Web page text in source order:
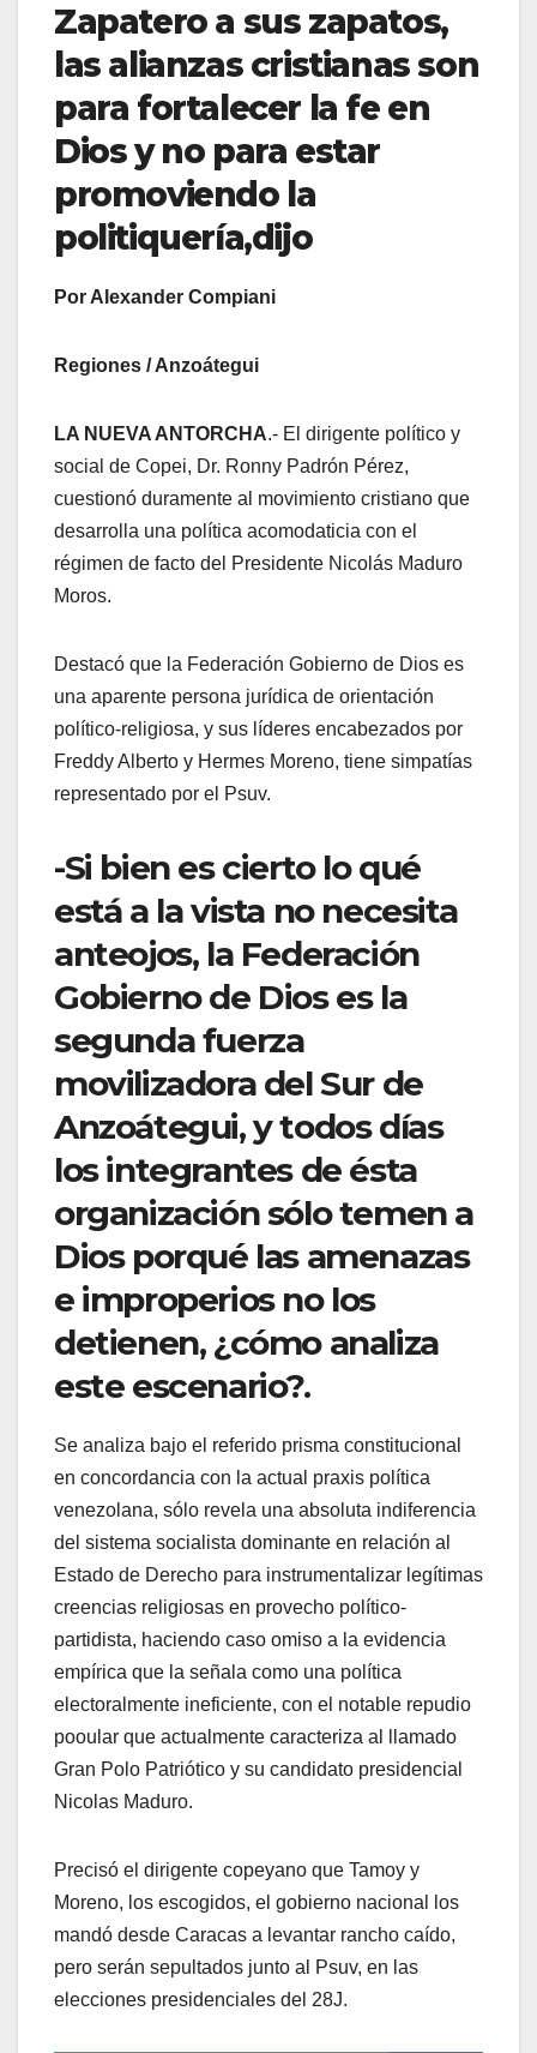
Zapatero a sus zapatos,
las alianzas cristianas son
para fortalecer la fe en
Dios y no para estar
promoviendo la
politiquería,dijo
Por Alexander Compiani
Regiones / Anzoátegui
LA NUEVA ANTORCHA.- El dirigente político y
social de Copei, Dr. Ronny Padrón Pérez,
cuestionó duramente al movimiento cristiano que
desarrolla una política acomodaticia con el
régimen de facto del Presidente Nicolás Maduro
Moros.
Destacó que la Federación Gobierno de Dios es
una aparente persona jurídica de orientación
político-religiosa, y sus líderes encabezados por
Freddy Alberto y Hermes Moreno, tiene simpatías
representado por el Psuv.
-Si bien es cierto lo qué
está a la vista no necesita
anteojos, la Federación
Gobierno de Dios es la
segunda fuerza
movilizadora del Sur de
Anzoátegui, y todos días
los integrantes de ésta
organización sólo temen a
Dios porqué las amenazas
e improperios no los
detienen, ¿cómo analiza
este escenario?.
Se analiza bajo el referido prisma constitucional
en concordancia con la actual praxis política
venezolana, sólo revela una absoluta indiferencia
del sistema socialista dominante en relación al
Estado de Derecho para instrumentalizar legítimas
creencias religiosas en provecho político-
partidista, haciendo caso omiso a la evidencia
empírica que la señala como una política
electoralmente ineficiente, con el notable repudio
pooular que actualmente caracteriza al llamado
Gran Polo Patriótico y su candidato presidencial
Nicolas Maduro.
Precisó el dirigente copeyano que Tamoy y
Moreno, los escogidos, el gobierno nacional los
mandó desde Caracas a levantar rancho caído,
pero serán sepultados junto al Psuv, en las
elecciones presidenciales del 28J.